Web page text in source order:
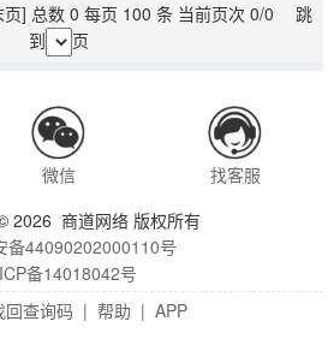
页] 总数 0 每页 100 条 当前页次 0/0 跳
到
页
微信
找客服
2026 商道网络 版权所有
备44090202000110号
备14018042号
回查询码 | 帮助 | APP